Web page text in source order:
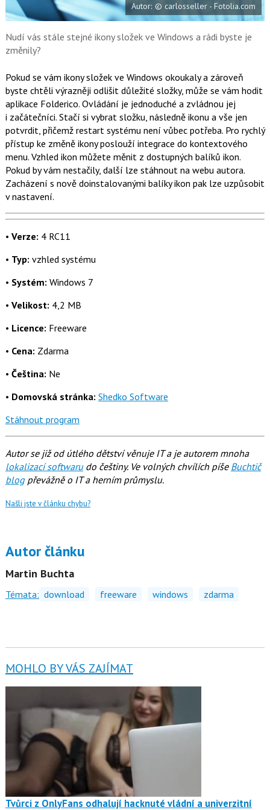
o
o
k
Autor: © carlosseller - Fotolia.com
Nudí vás stále stejné ikony složek ve Windows a rádi byste je
změnily?
Pokud se vám ikony složek ve Windows okoukaly a zároveň
byste chtěli výrazněji odlišit důležité složky, může se vám hodit
aplikace Folderico. Ovládání je jednoduché a zvládnou jej
i začátečníci. Stačí si vybrat složku, následně ikonu a vše jen
potvrdit, přičemž restart systému není vůbec potřeba. Pro rychlý
přístup ke změně ikony poslouží integrace do kontextového
menu. Vzhled ikon můžete měnit z dostupných balíků ikon.
Pokud by vám nestačily, další lze stáhnout na webu autora.
Zacházení s nově doinstalovanými balíky ikon pak lze uzpůsobit
v nastavení.
• Verze: 4 RC11
• Typ: vzhled systému
• Systém: Windows 7
• Velikost: 4,2 MB
• Licence: Freeware
• Cena: Zdarma
• Čeština: Ne
• Domovská stránka: Shedko Software
Stáhnout program
Autor se již od útlého dětství věnuje IT a je autorem mnoha
lokalizací softwarudo češtiny. Ve volných chvílích píše Buchtič
blogpřevážně o IT a herním průmyslu.
Našli jste v článku chybu?
Autor článku
Martin Buchta
Témata: download freeware windows zdarma
MOHLO BY VÁS ZAJÍMAT
Tvůrci z OnlyFans odhalují hacknuté vládní a univerzitní